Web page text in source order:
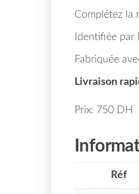
Complétez la
Identifiée par
Fabriquée
Livraison
Prix: 750 DH
Réf